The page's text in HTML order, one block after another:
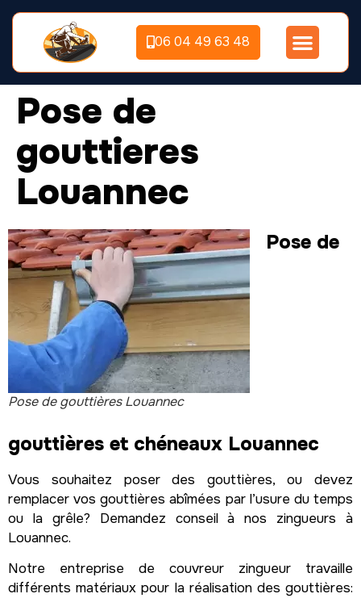
06 04 49 63 48
Pose de
gouttieres
Louannec
Pose de gouttières Louannec
Pose de
gouttières et chéneaux Louannec
Vous souhaitez poser des gouttières, ou devez
remplacer vos gouttières abîmées par l’usure du temps
ou la grêle? Demandez conseil à nos zingueurs à
Louannec.
Notre entreprise de couvreur zingueur travaille
différents matériaux pour la réalisation des gouttières: